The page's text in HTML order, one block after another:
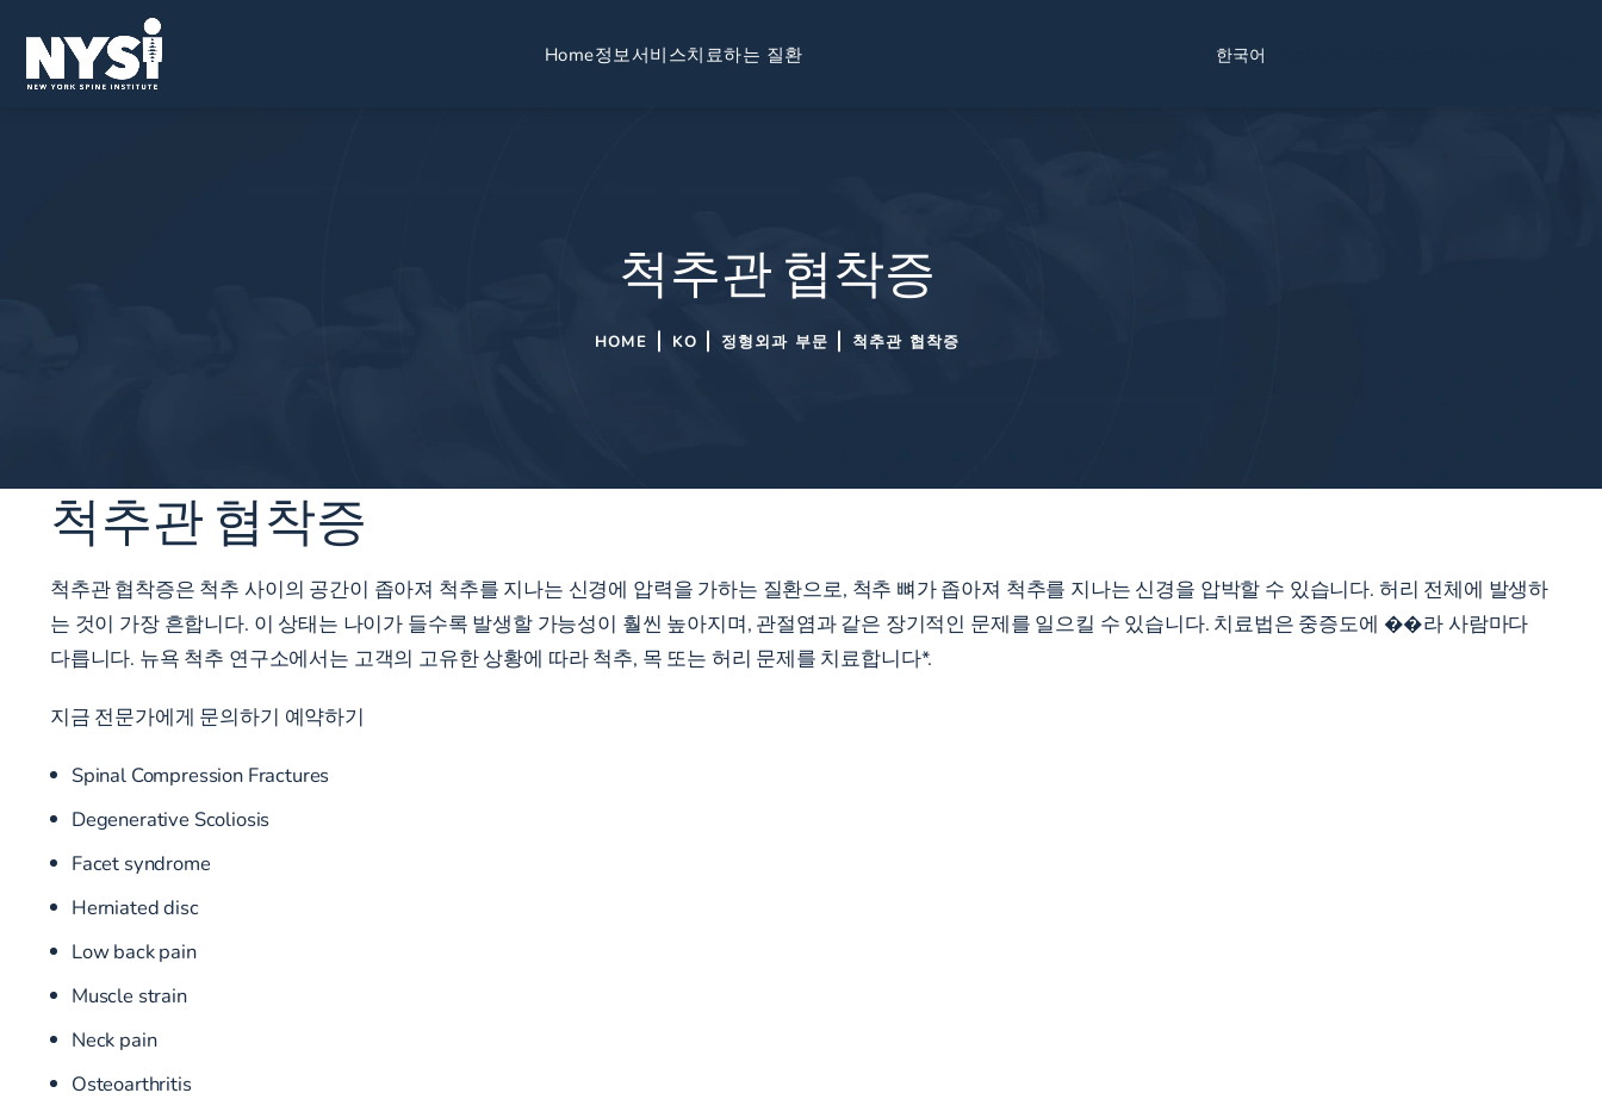
Home정보서비스치료하는 질환 한국어
척추관 협착증
HOME KO 정형외과 부문 척추관 협착증
척추관 협착증
척추관 협착증은 척추 사이의 공간이 좁아져 척추를 지나는 신경에 압력을 가하는 질환으로, 척추 뼈가 좁아져 척추를 지나는 신경을 압박할 수 있습니다. 허리 전체에 발생하
는 것이 가장 흔합니다. 이 상태는 나이가 들수록 발생할 가능성이 훨씬 높아지며, 관절염과 같은 장기적인 문제를 일으킬 수 있습니다. 치료법은 중증도에 ��라 사람마다
다릅니다. 뉴욕 척추 연구소에서는 고객의 고유한 상황에 따라 척추, 목 또는 허리 문제를 치료합니다*.
지금 전문가에게 문의하기 예약하기
Spinal Compression Fractures
Degenerative Scoliosis
Facet syndrome
Herniated disc
Low back pain
Muscle strain
Neck pain
Osteoarthritis